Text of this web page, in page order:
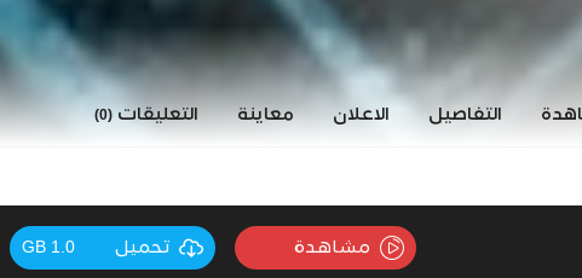
التفاصيل الاعلان معاينة التعليقات (0)
مشاهدة تحميل 1.0 GB